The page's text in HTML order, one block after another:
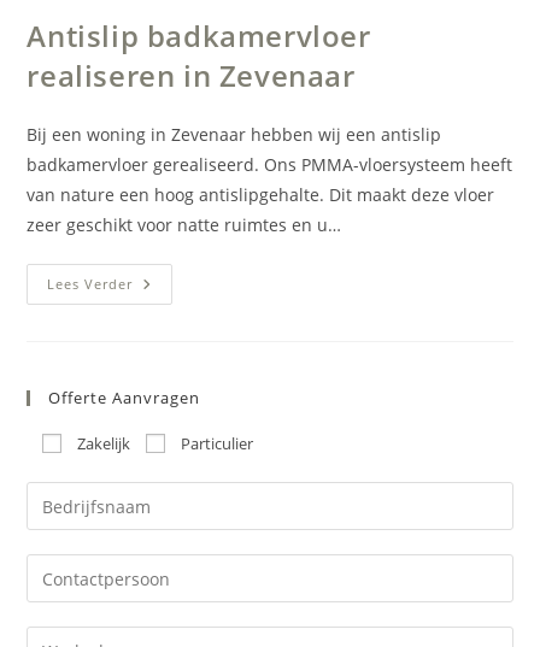
Antislip badkamervloer
realiseren in Zevenaar
Bij een woning in Zevenaar hebben wij een antislip
badkamervloer gerealiseerd. Ons PMMA-vloersysteem heeft
van nature een hoog antislipgehalte. Dit maakt deze vloer
zeer geschikt voor natte ruimtes en u…
Lees VerderAntislip
Badkamervloer
Offerte Aanvragen
Zakelijk Particulier